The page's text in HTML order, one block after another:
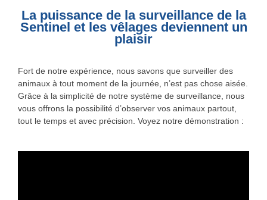
La puissance de la surveillance de la
Sentinel et les vêlages deviennent un
plaisir
Fort de notre expérience, nous savons que surveiller des
animaux à tout moment de la journée, n’est pas chose aisée.
Grâce à la simplicité de notre système de surveillance, nous
vous offrons la possibilité d’observer vos animaux partout,
tout le temps et avec précision. Voyez notre démonstration :